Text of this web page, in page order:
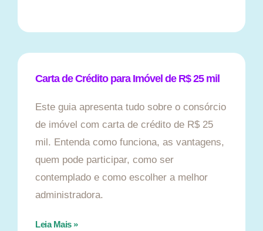
Carta de Crédito para Imóvel de R$ 25 mil
Este guia apresenta tudo sobre o consórcio
de imóvel com carta de crédito de R$ 25
mil. Entenda como funciona, as vantagens,
quem pode participar, como ser
contemplado e como escolher a melhor
administradora.
Leia Mais »